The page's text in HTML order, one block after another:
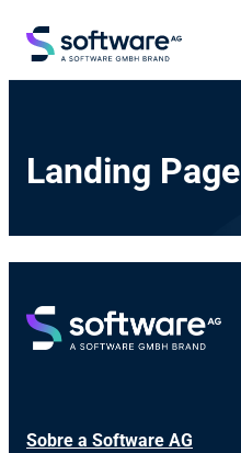
Landing Page
Sobre a Software AG